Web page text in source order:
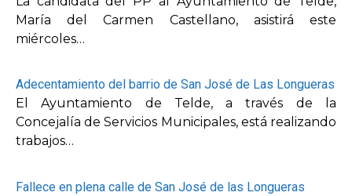
María del Carmen Castellano, asistirá este
miércoles…
Adecentamiento del barrio de San José de Las Longueras
El Ayuntamiento de Telde, a través de la
Concejalía de Servicios Municipales, está realizando
trabajos…
Fallece en plena calle de San José de las Longueras